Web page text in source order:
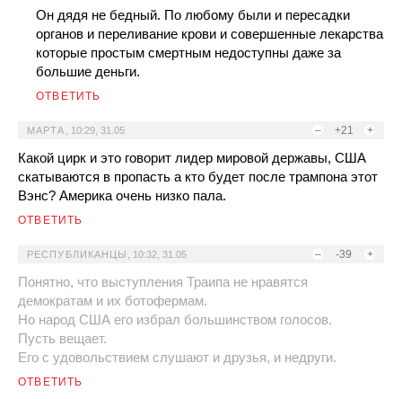
Он дядя не бедный. По любому были и пересадки
органов и переливание крови и совершенные лекарства
которые простым смертным недоступны даже за
большие деньги.
ОТВЕТИТЬ
– +21 +
МАРТА 10:29, 31.05
Какой цирк и это говорит лидер мировой державы, США
скатываются в пропасть а кто будет после трампона этот
Вэнс? Америка очень низко пала.
ОТВЕТИТЬ
– -39 +
РЕСПУБЛИКАНЦЫ 10:32, 31.05
Понятно, что выступления Траипа не нравятся
демократам и их ботофермам.
Но народ США его избрал большинством голосов.
Пусть вещает.
Его с удовольствием слушают и друзья, и недруги.
ОТВЕТИТЬ